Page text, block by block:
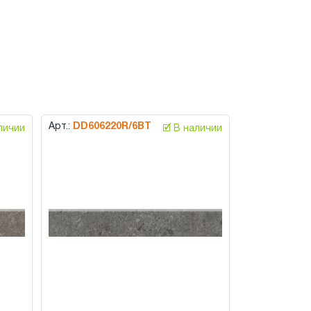
Арт.: DD606220R/6BT 🗹 В наличии